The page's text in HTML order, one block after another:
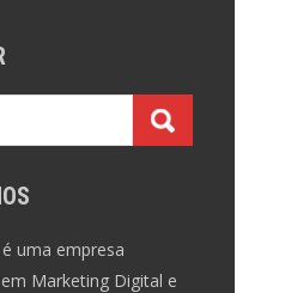
uma empresa
Marketing Digital e